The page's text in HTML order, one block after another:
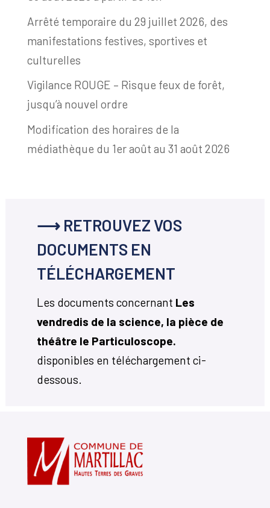
Arrêté temporaire du 29 juillet 2026, des
manifestations festives, sportives et
culturelles
Vigilance ROUGE – Risque feux de forêt,
jusqu’à nouvel ordre
Modification des horaires de la
médiathèque du 1er août au 31 août 2026
⟶ RETROUVEZ VOS
DOCUMENTS EN
TÉLÉCHARGEMENT
Les documents concernant Les
vendredis de la science, la pièce de
théâtre le Particuloscope.
disponibles en téléchargement ci-
dessous.